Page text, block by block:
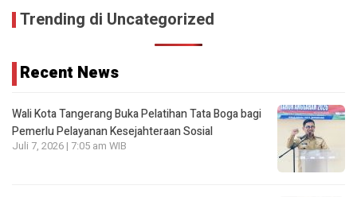
Trending di Uncategorized
Recent News
Wali Kota Tangerang Buka Pelatihan Tata Boga bagi
Pemerlu Pelayanan Kesejahteraan Sosial
Juli 7, 2026 | 7:05 am WIB